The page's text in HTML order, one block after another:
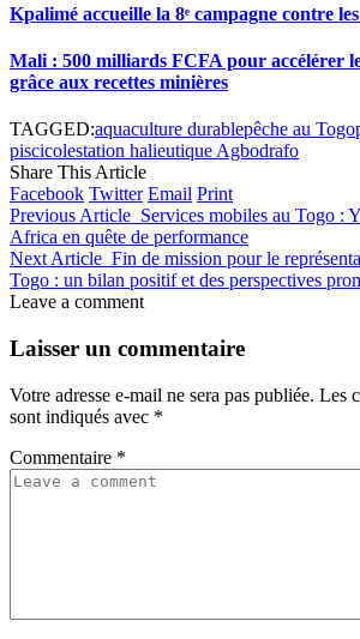
Kpalimé accueille la 8ᵉ campagne contre
Mali : 500 milliards FCFA pour accélérer
grâce aux recettes minières
TAGGED:aquaculture durablepêche au Togo
piscicolestation halieutique Agbodrafo
Share This Article
Facebook Twitter Email Print
Previous Article Services mobiles au Togo :
Africa en quête de performance
Next Article Fin de mission pour le
Togo : un bilan positif et des perspectives
Leave a comment
Laisser un commentaire
Votre adresse e-mail ne sera pas publiée. Les
sont indiqués avec *
Commentaire *